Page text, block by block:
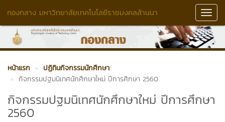
กองกลาง มหาวิทยาลัยเทคโนโลยีราชมงคลล้านนา
หน้าแรก
ปฏิทินกิจกรรมนักศึกษา
กิจกรรมปฐมนิเทศนักศึกษาใหม่ ปีการศึกษา 2560
กิจกรรมปฐมนิเทศนักศึกษาใหม่ ปีการศึกษา
2560